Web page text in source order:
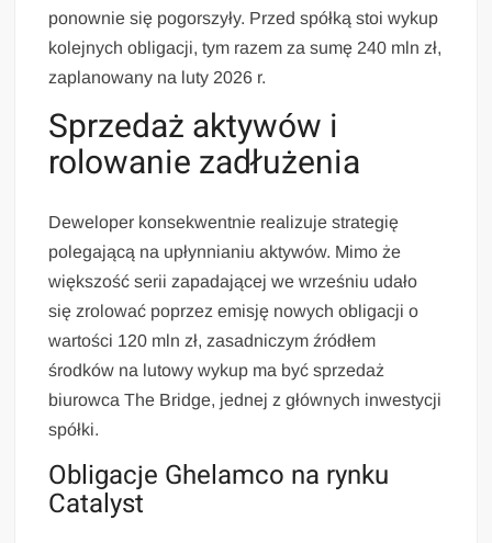
ponownie się pogorszyły. Przed spółką stoi wykup
kolejnych obligacji, tym razem za sumę 240 mln zł,
zaplanowany na luty 2026 r.
Sprzedaż aktywów i
rolowanie zadłużenia
Deweloper konsekwentnie realizuje strategię
polegającą na upłynnianiu aktywów. Mimo że
większość serii zapadającej we wrześniu udało
się zrolować poprzez emisję nowych obligacji o
wartości 120 mln zł, zasadniczym źródłem
środków na lutowy wykup ma być sprzedaż
biurowca The Bridge, jednej z głównych inwestycji
spółki.
Obligacje Ghelamco na rynku
Catalyst